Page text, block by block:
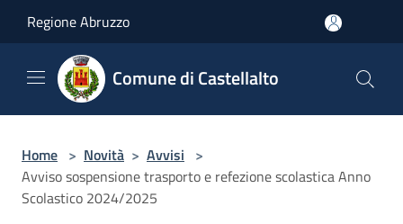
Regione Abruzzo
Comune di Castellalto
Home > Novità > Avvisi >
Avviso sospensione trasporto e refezione scolastica Anno
Scolastico 2024/2025